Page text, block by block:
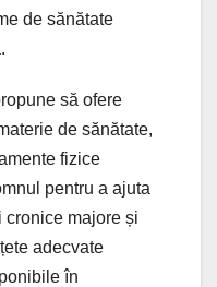
de sănătate
să ofere
de sănătate,
fizice
pentru a ajuta
cronice majore și
adecvate
în